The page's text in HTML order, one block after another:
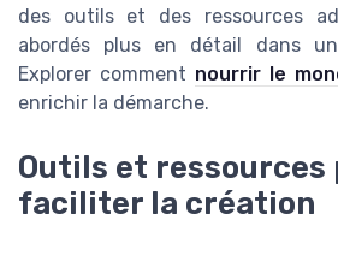
des outils et des ressources
abordés plus en détail dans
Explorer comment nourrir le
enrichir la démarche.
Outils et ressources
faciliter la création